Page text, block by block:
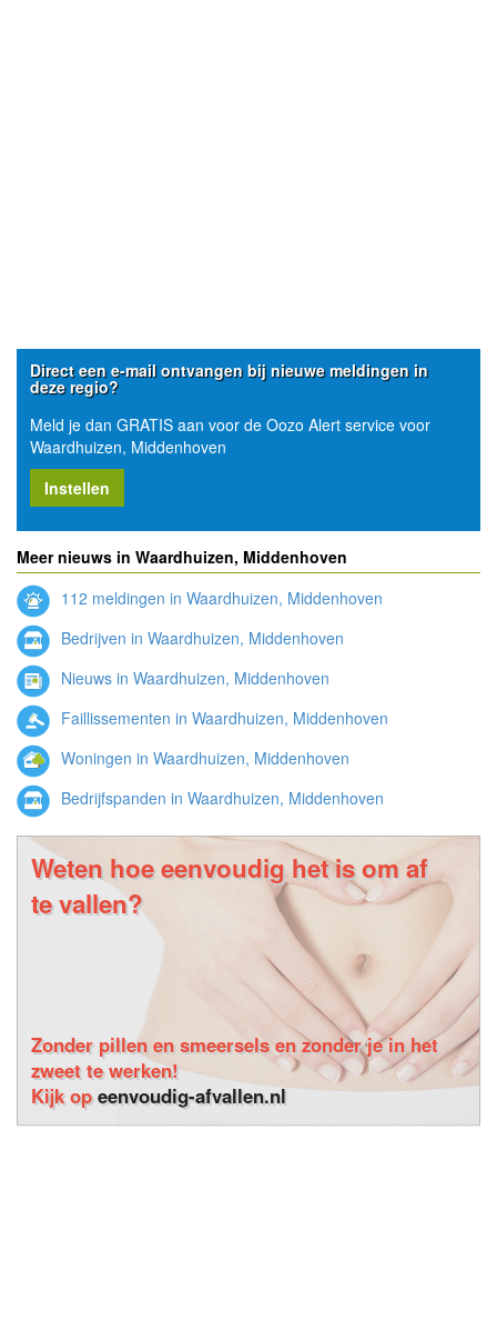
Direct een e-mail ontvangen bij nieuwe meldingen in
deze regio?
Meld je dan GRATIS aan voor de Oozo Alert service voor
Waardhuizen, Middenhoven
Instellen
Meer nieuws in Waardhuizen, Middenhoven
112 meldingen in Waardhuizen, Middenhoven
Bedrijven in Waardhuizen, Middenhoven
Nieuws in Waardhuizen, Middenhoven
Faillissementen in Waardhuizen, Middenhoven
Woningen in Waardhuizen, Middenhoven
Bedrijfspanden in Waardhuizen, Middenhoven
Weten hoe eenvoudig het is om af
te vallen?
Zonder pillen en smeersels en zonder je in het
zweet te werken!
Kijk opeenvoudig-afvallen.nl